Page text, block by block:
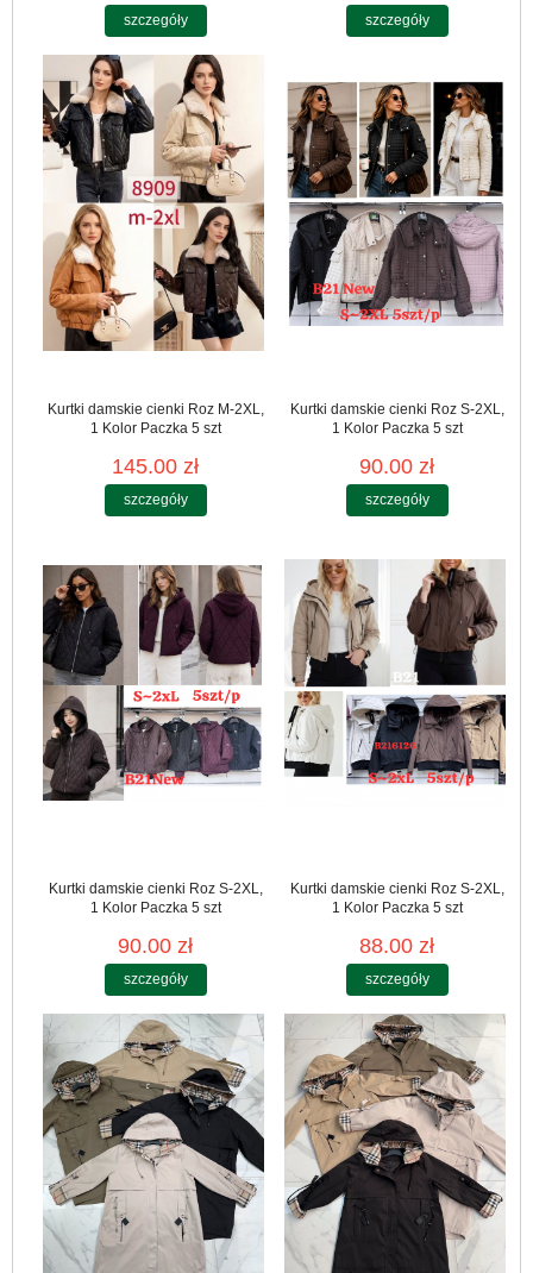
szczegóły szczegóły
Kurtki damskie cienki Roz M-2XL,
1 Kolor Paczka 5 szt
145.00 zł
szczegóły
Kurtki damskie cienki Roz S-2XL,
1 Kolor Paczka 5 szt
90.00 zł
szczegóły
Kurtki damskie cienki Roz S-2XL,
1 Kolor Paczka 5 szt
90.00 zł
szczegóły
Kurtki damskie cienki Roz S-2XL,
1 Kolor Paczka 5 szt
88.00 zł
szczegóły